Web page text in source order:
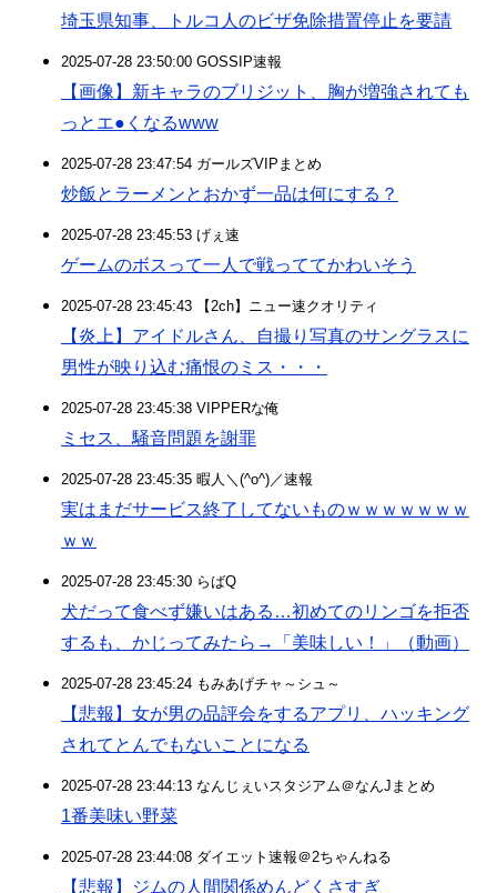
埼玉県知事、トルコ人のビザ免除措置停止を要請
2025-07-28 23:50:00 GOSSIP速報
【画像】新キャラのブリジット、胸が増強されても
っとエ●くなるwww
2025-07-28 23:47:54 ガールズVIPまとめ
炒飯とラーメンとおかず一品は何にする？
2025-07-28 23:45:53 げぇ速
ゲームのボスって一人で戦っててかわいそう
2025-07-28 23:45:43 【2ch】ニュー速クオリティ
【炎上】アイドルさん、自撮り写真のサングラスに
男性が映り込む痛恨のミス・・・
2025-07-28 23:45:38 VIPPERな俺
ミセス、騒音問題を謝罪
2025-07-28 23:45:35 暇人＼(^o^)／速報
実はまだサービス終了してないものｗｗｗｗｗｗｗ
ｗｗ
2025-07-28 23:45:30 らばQ
犬だって食べず嫌いはある…初めてのリンゴを拒否
するも、かじってみたら→「美味しい！」（動画）
2025-07-28 23:45:24 もみあげチャ～シュ～
【悲報】女が男の品評会をするアプリ、ハッキング
されてとんでもないことになる
2025-07-28 23:44:13 なんじぇいスタジアム＠なんJまとめ
1番美味い野菜
2025-07-28 23:44:08 ダイエット速報＠2ちゃんねる
【悲報】ジムの人間関係めんどくさすぎ